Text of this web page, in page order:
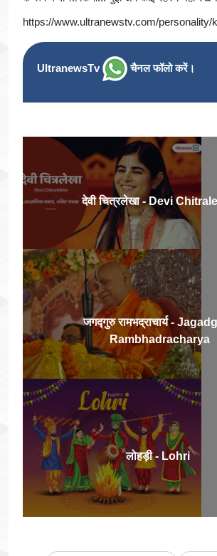
https://www.ultranewstv.com/personality/
UltranewsTv चैनल फॉलो करें।
देवी चित्रलेखा - Devi
जगद्गुरु रामभद्राचार्य -
Rambhadracharya
लोहड़ी - Lohri